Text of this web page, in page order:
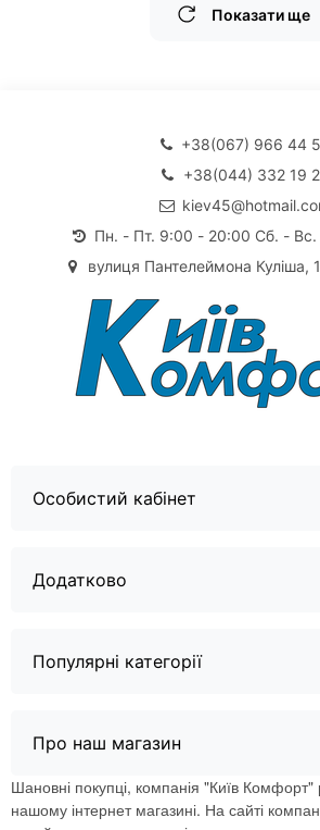
Показати ще
+38(067) 966 44
+38(044) 332 19
Пн. - Пт. 9:00 - 20:00 Сб. -
вулиця Пантелеймона Куліша,
Особистий кабінет
Додатково
Популярні категорії
Про наш магазин
Шановні покупці, компанія "Київ Комфорт"
нашому інтернет магазині. На сайті